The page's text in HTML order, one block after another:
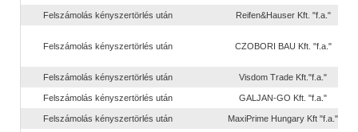
Felszámolás kényszertörlés után Reifen&Hauser Kft. "f.a."
Felszámolás kényszertörlés után CZOBORI BAU Kft. "f.a."
Felszámolás kényszertörlés után Visdom Trade Kft."f.a."
Felszámolás kényszertörlés után GALJAN-GO Kft. "f.a."
Felszámolás kényszertörlés után MaxiPrime Hungary Kft "f.a."